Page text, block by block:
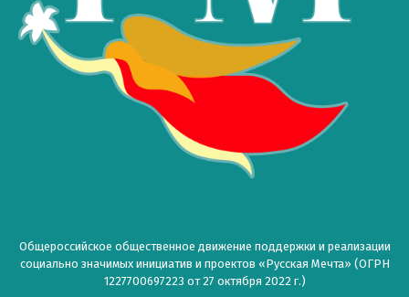
Общероссийское общественное движение поддержки и реализации
социально значимых инициатив и проектов «Русская Мечта» (ОГРН
1227700697223 от 27 октября 2022 г.)